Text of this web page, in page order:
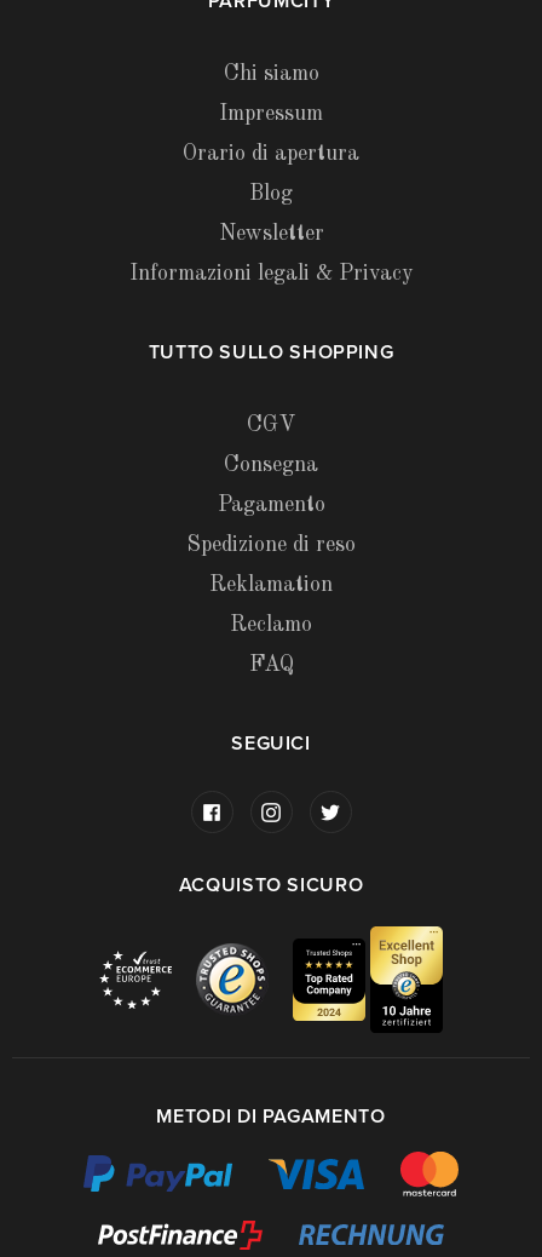
Chi siamo
Impressum
Orario di apertura
Blog
Newsletter
Informazioni legali & Privacy
TUTTO SULLO SHOPPING
CGV
Consegna
Pagamento
Spedizione di reso
Reklamation
Reclamo
FAQ
SEGUICI
ACQUISTO SICURO
METODI DI PAGAMENTO